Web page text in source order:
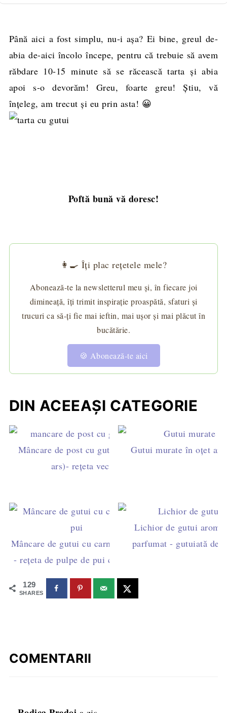
Până aici a fost simplu, nu-i aşa? Ei bine, greul de-
abia de-aici încolo începe, pentru că trebuie să avem
răbdare 10-15 minute să se răcească tarta şi abia
apoi s-o devorăm! Greu, foarte greu! Ştiu, vă
înţeleg, am trecut şi eu prin asta! 😀
Poftă bună vă doresc!
👩‍🍳 Îți plac rețetele mele?
Abonează-te la newsletterul meu și, în fiecare joi
dimineață, îți trimit inspirație proaspătă, sfaturi și
trucuri ca să-ți fie mai ieftin, mai ușor și mai plăcut în
bucătărie.
🍪 Abonează-te aici
DIN ACEEAȘI CATEGORIE
Mâncare de post cu gutui și sos caramel (zahăr
ars)- rețeta veche și delicioasă
Gutui murate în oțet
Mâncare de gutui cu carne de pui
- rețeta de pulpe de pui cu gutui
Lichior de gutui
parfumat - gutuiată de
129
SHARES
COMENTARII